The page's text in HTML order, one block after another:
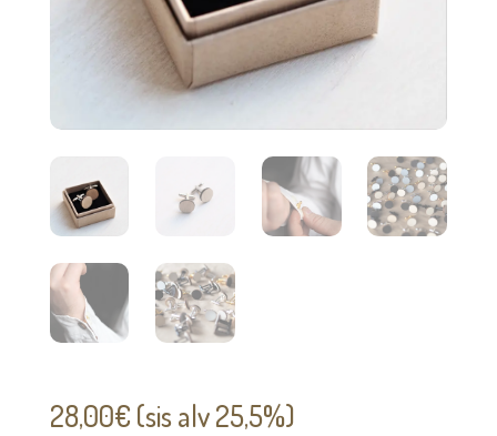
28,00€ (sis alv 25,5%)